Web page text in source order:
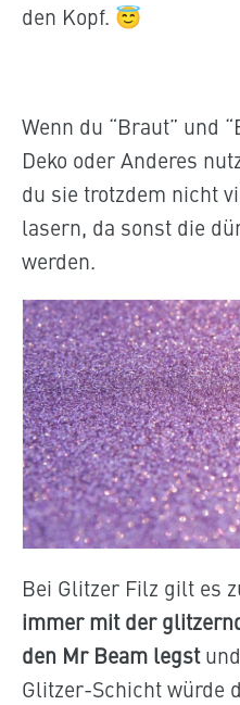
den Kopf. 😇
Wenn du “Braut” und
Deko oder Anderes
du sie trotzdem nicht
lasern, da sonst die
werden.
Bei Glitzer Filz gilt es
immer mit der
den Mr Beam legst
Glitzer-Schicht würde